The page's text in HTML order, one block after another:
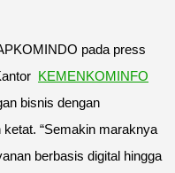
pada press
KEMENKOMINFO
bisnis dengan
“Semakin maraknya
berbasis digital hingga